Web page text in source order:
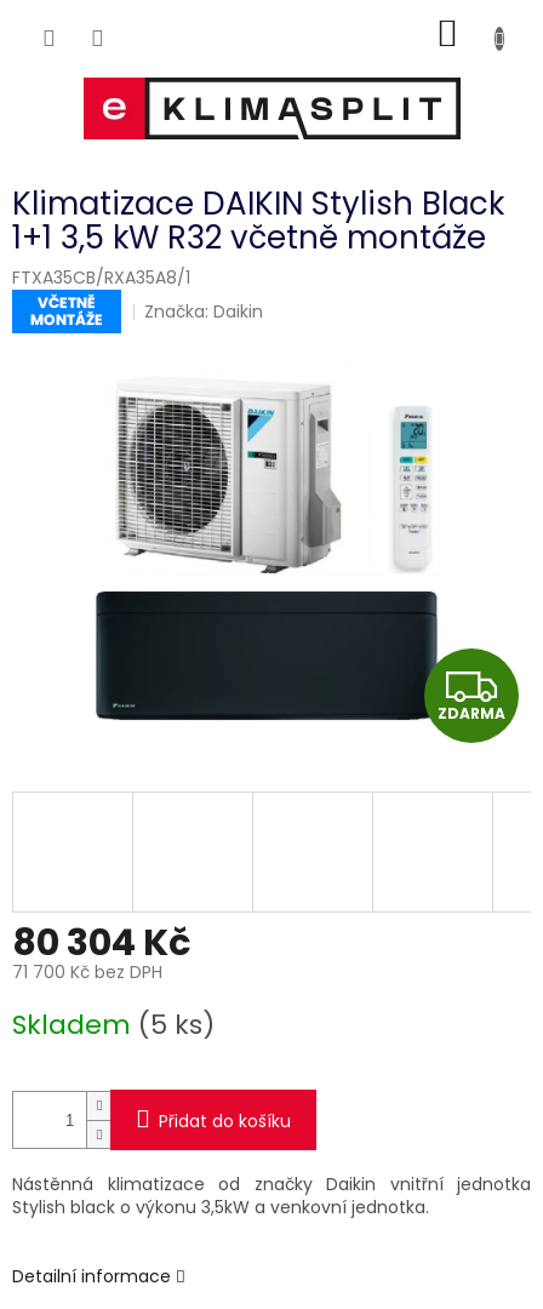
KOŠÍK
Klimatizace DAIKIN Stylish Black
1+1 3,5 kW R32 včetně montáže
FTXA35CB/RXA35A8/1
Značka:Daikin
Z
D
A
ZDARMA
80 304 Kč
71 700 Kč bez DPH
cena:
Skladem (5 ks)
Přidat do košíku
Nástěnná klimatizace od značky Daikin vnitřní jednotka
Stylish black o výkonu 3,5kW a venkovní jednotka.
Detailní informace